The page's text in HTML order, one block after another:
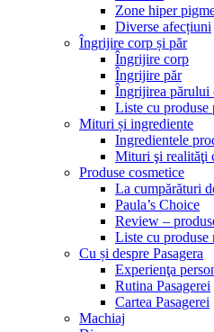
Zone hiper
Diverse afecțiuni
Îngrijire corp și păr
Îngrijire corp
Îngrijire păr
Îngrijirea părului
Liste cu produse
Mituri și ingrediente
Ingredientele
Mituri şi realităţi
Produse cosmetice
La cumpărături
Paula’s Choice
Review –
Liste cu produse
Cu și despre Pasagera
Experienţa
Rutina Pasagerei
Cartea Pasagerei
Machiaj